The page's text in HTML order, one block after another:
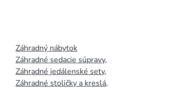
Záhradný nábytok
Záhradné sedacie súpravy,
Záhradné jedálenské sety,
Záhradné stoličky a kreslá,